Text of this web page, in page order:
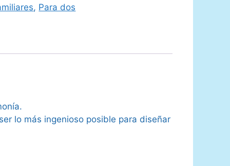
, Para dos
lo más ingenioso posible para diseñar